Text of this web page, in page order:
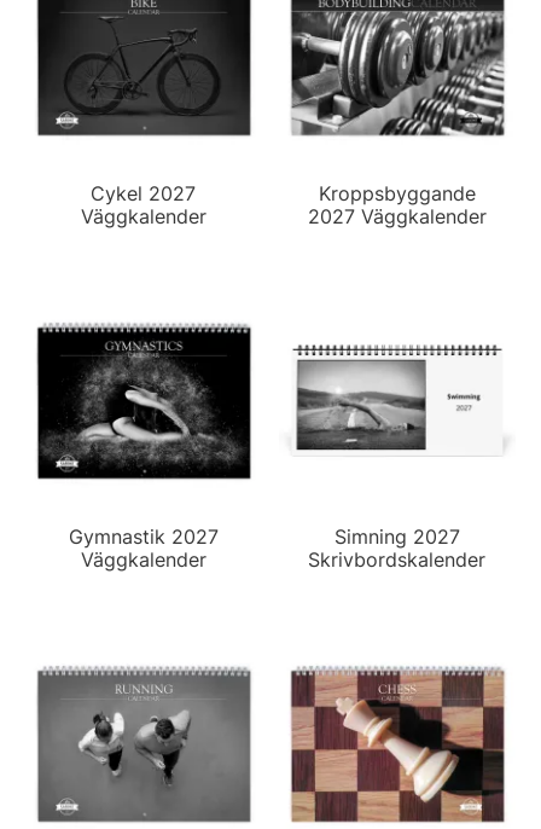
Cykel 2027
Väggkalender
Kroppsbyggande
2027 Väggkalender
Gymnastik 2027
Väggkalender
Simning 2027
Skrivbordskalender